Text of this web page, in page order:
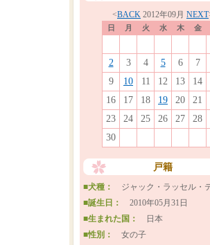
<BACK 2012年09月 NEXT
日 月 火 水 木 金
2
3 4 5 6 7
9
10 11 12 13 14
16
17 18 19 20 21
23
24 25 26 27 28
30
戸籍
■犬種： ジャック・ラッセル・
■誕生日： 2010年05月31日
■生まれた国：
日本
■性別： 女の子